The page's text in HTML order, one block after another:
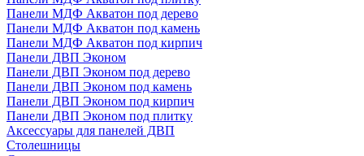
Панели МДФ Акватон под дерево
Панели МДФ Акватон под камень
Панели МДФ Акватон под кирпич
Панели ДВП Эконом
Панели ДВП Эконом под дерево
Панели ДВП Эконом под камень
Панели ДВП Эконом под кирпич
Панели ДВП Эконом под плитку
Аксессуары для панелей ДВП
Столешницы